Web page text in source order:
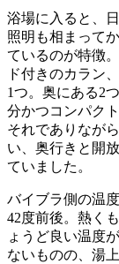
浴場に入ると、
照明も相まって
ているのが特徴
ド付きのカラン
1つ。奥にある2
分かつコンパクト
それでありなが
い、奥行きと開
ていました。
バイブラ側の温
42度前後。熱く
ょうど良い温度
ないものの、湯